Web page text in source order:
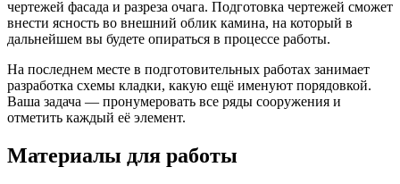
чертежей фасада и разреза очага. Подготовка чертежей сможет
внести ясность во внешний облик камина, на который в
дальнейшем вы будете опираться в процессе работы.
На последнем месте в подготовительных работах занимает
разработка схемы кладки, какую ещё именуют порядовкой.
Ваша задача — пронумеровать все ряды сооружения и
отметить каждый её элемент.
Материалы для работы